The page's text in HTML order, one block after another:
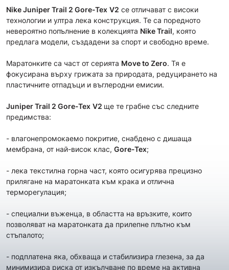
Nike Juniper Trail 2 Gore-Tex V2 се отличават с високи
технологии и ултра лека конструкция. Те са поредното
невероятно попълнение в колекцията Nike Trail, която
предлага модели, създадени за спорт и свободно време.
Маратонките са част от сериятa Move to Zero. Тя е
фокусирана върху грижата за природата, редуцирането на
пластичните отпадъци и въглеродни емисии.
Juniper Trail 2 Gore-Tex V2 ще те грабне със следните
предимства:
- влагонепромокаемо покритие, снабдено с дишаща
мембрана, от най-висок клас, Gore-Tex;
- лекa текстилна горна част, която осигурява прецизно
прилягане на маратонката към крака и отлична
терморегулация;
- специални въженца, в областта на връзките, които
позволяват на маратонката да прилепне плътно към
стъпалото;
- подплатена яка, обхваща и стабилизира глезена, за да
минимизира риска от изкълчване по време на активна